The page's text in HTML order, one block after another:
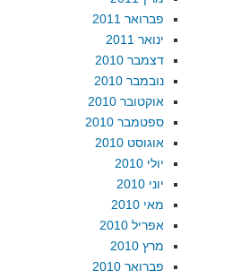
פברואר 2011
ינואר 2011
דצמבר 2010
נובמבר 2010
אוקטובר 2010
ספטמבר 2010
אוגוסט 2010
יולי 2010
יוני 2010
מאי 2010
אפריל 2010
מרץ 2010
פברואר 2010